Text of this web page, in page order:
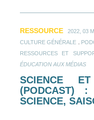
RESSOURCE 2022, 03
CULTURE GÉNÉRALE
RESSOURCES ET
ÉDUCATION AUX MÉDIAS
SCIENCE
(PODCAST)
SCIENCE,